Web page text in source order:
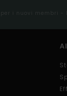
i nuovi membri -